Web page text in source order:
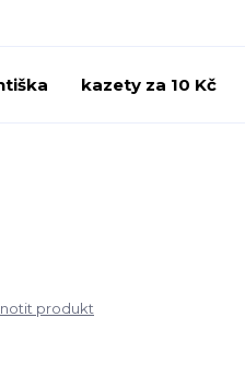
kazety za 10 Kč
produkt